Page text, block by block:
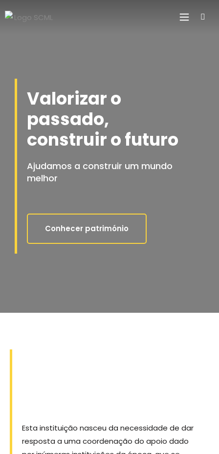
Valorizar o
passado,
construir o futuro
Ajudamos a construir um mundo
melhor
Conhecer património
Esta instituição nasceu da necessidade de dar
resposta a uma coordenação do apoio dado